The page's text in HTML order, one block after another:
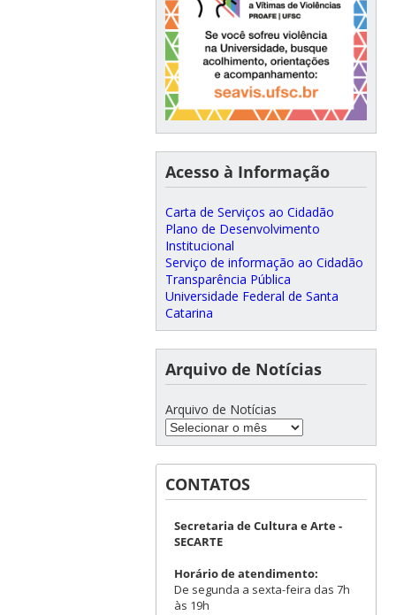
Acesso à Informação
Carta de Serviços ao Cidadão
Plano de Desenvolvimento
Institucional
Serviço de informação ao Cidadão
Transparência Pública
Universidade Federal de Santa
Catarina
Arquivo de Notícias
Arquivo de Notícias
CONTATOS
Secretaria de Cultura e Arte -
SECARTE
Horário de atendimento:
De segunda a sexta-feira das 7h
às 19h